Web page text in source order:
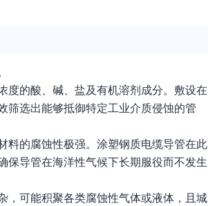
度的酸、碱、盐及有机溶剂成分。敷设在
筛选出能够抵御特定工业介质侵蚀的管
料的腐蚀性极强。涂塑钢质电缆导管在此
保导管在海洋性气候下长期服役而不发生
，可能积聚各类腐蚀性气体或液体，且城